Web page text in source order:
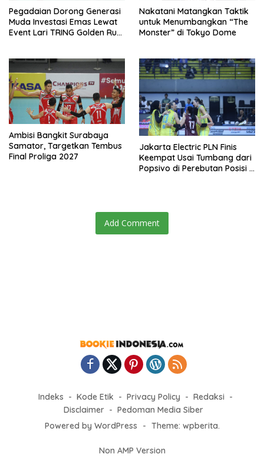
Pegadaian Dorong Generasi
Muda Investasi Emas Lewat
Event Lari TRING Golden Run
Nakatani Matangkan Taktik
untuk Menumbangkan “The
Monster” di Tokyo Dome
Ambisi Bangkit Surabaya
Samator, Targetkan Tembus
Final Proliga 2027
Jakarta Electric PLN Finis
Keempat Usai Tumbang dari
Popsivo di Perebutan Posisi 3
Add Comment
Indeks Kode Etik Privacy Policy
Redaksi
Disclaimer
Pedoman Media Siber
Powered by WordPress
- Theme: wpberita.
Non AMP Version